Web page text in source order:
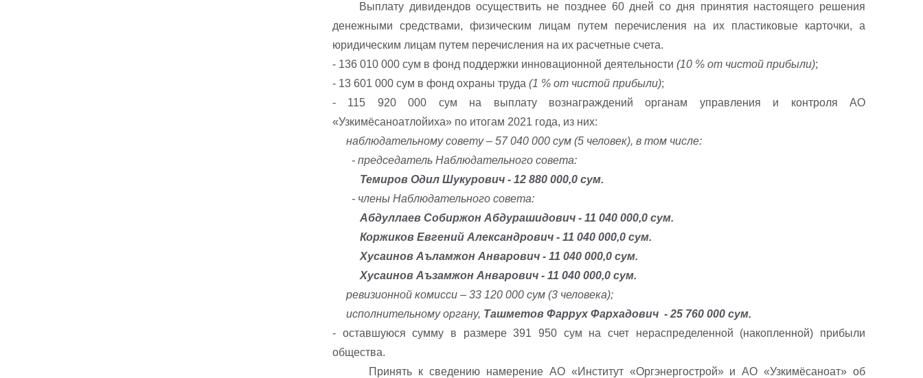
Выплату дивидендов осуществить не позднее 60 дней со дня принятия настоящего решения
денежными средствами, физическим лицам путем перечисления на их пластиковые карточки, а
юридическим лицам путем перечисления на их расчетные счета.
- 136 010 000 сум в фонд поддержки инновационной деятельности (10 % от чистой прибыли);
- 13 601 000 сум в фонд охраны труда (1 % от чистой прибыли);
- 115 920 000 сум на выплату вознаграждений органам управления и контроля АО
«Узкимёсаноатлойиха» по итогам 2021 года, из них:
наблюдательному совету – 57 040 000 сум (5 человек), в том числе:
- председатель Наблюдательного совета:
Темиров Одил Шукурович - 12 880 000,0 сум.
- члены Наблюдательного совета:
Абдуллаев Собиржон Абдурашидович - 11 040 000,0 сум.
Коржиков Евгений Александрович - 11 040 000,0 сум.
Хусаинов Аъламжон Анварович - 11 040 000,0 сум.
Хусаинов Аъзамжон Анварович - 11 040 000,0 сум.
ревизионной комисси – 33 120 000 сум (3 человека);
исполнительному органу, Ташметов Фаррух Фархадович - 25 760 000 сум.
- оставшуюся сумму в размере 391 950 сум на счет нераспределенной (накопленной) прибыли
общества.
Принять к сведению намерение АО «Институт «Оргэнергострой» и АО «Узкимёсаноат» об